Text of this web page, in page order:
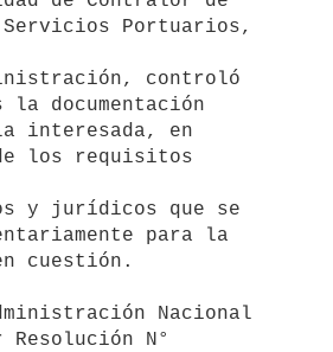
Servicios Portuarios,
controló
documentación
interesada, en
los requisitos
y jurídicos que se
para la
cuestión.
Nacional
N°